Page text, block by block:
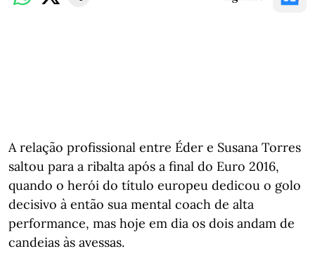
A relação profissional entre Éder e Susana Torres
saltou para a ribalta após a final do Euro 2016,
quando o herói do título europeu dedicou o golo
decisivo à então sua mental coach de alta
performance, mas hoje em dia os dois andam de
candeias às avessas.